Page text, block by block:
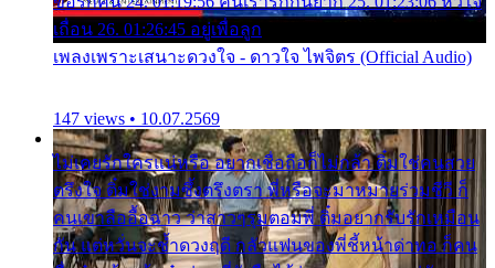
เถื่อน 26. 01:26:45 อยู่เพื่อลูก
เพลงเพราะเสนาะดวงใจ - ดาวใจ ไพจิตร (Official Audio)
147 views • 10.07.2569
ไม่เคยรักใครแน่หรือ อยากเชื่อถือก็ไม่กล้า ติ๋มใช่คนสวย
ตรึงใจ ติ๋มใช่งามซึ้งตรึงตรา พี่หรือจะมาหมายร่วมชีวี ก็
คนเขาลืออื้อฉาว ว่าสาวๆรุมตอมพี่ ติ๋มอยากรับรักเหมือน
กัน แต่หวั่นจะช้ำดวงฤดี กลัวแฟนของพี่ชี้หน้าด่าทอ ก็คน